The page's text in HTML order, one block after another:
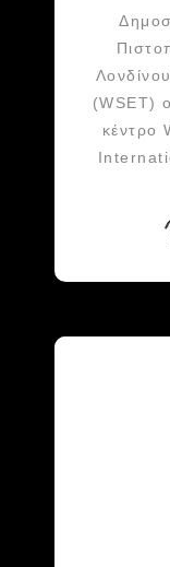
(WSET)
κέντρο